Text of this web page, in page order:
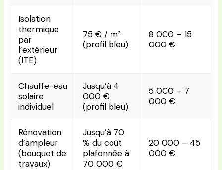
Isolation
thermique
par
l’extérieur
(ITE)
75 € / m²
(profil bleu)
8 000 – 15
000 €
Chauffe-eau
solaire
individuel
Jusqu’à 4
000 €
(profil bleu)
5 000 – 7
000 €
Rénovation
d’ampleur
(bouquet de
travaux)
Jusqu’à 70
% du coût
plafonnée à
70 000 €
20 000 – 45
000 €